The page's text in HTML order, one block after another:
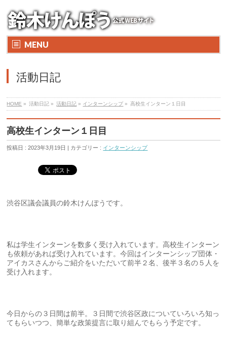
MENU
活動日記
HOME » 活動日記 » 活動日記 » インターンシップ » 高校生インターン１日目
高校生インターン１日目
投稿日 : 2023年3月19日 | カテゴリー : インターンシップ
渋谷区議会議員の鈴木けんぽうです。
私は学生インターンを数多く受け入れています。高校生インターン
も依頼があれば受け入れています。今回はインターンシップ団体・
アイカスさんからご紹介をいただいて前半２名、後半３名の５人を
受け入れます。
今日からの３日間は前半。３日間で渋谷区政についていろいろ知っ
てもらいつつ、簡単な政策提言に取り組んでもらう予定です。